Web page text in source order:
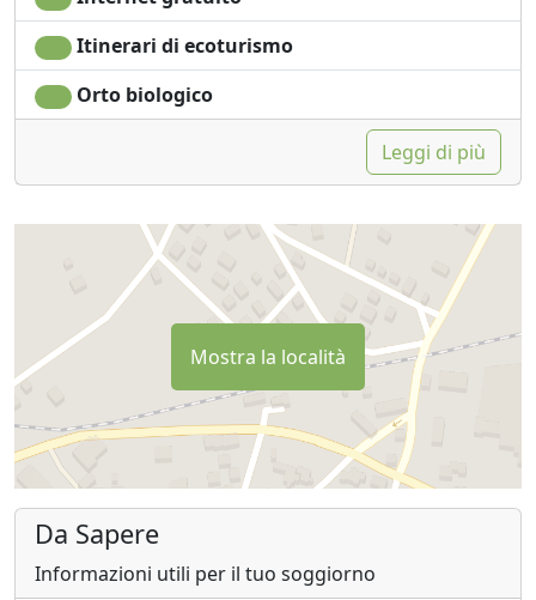
Itinerari di ecoturismo
Orto biologico
Leggi di più
Mostra la località
Da Sapere
Informazioni utili per il tuo soggiorno